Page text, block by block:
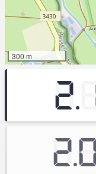
300 m